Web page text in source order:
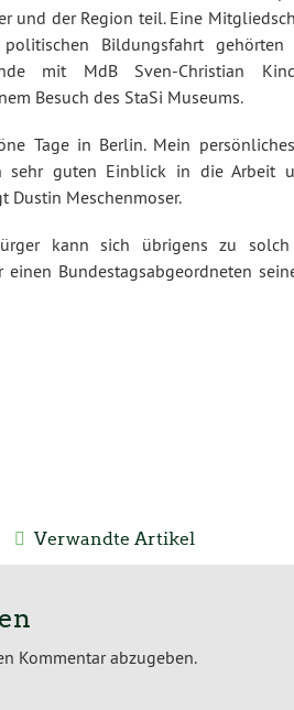
und der Region teil. Eine
Bildungsfahrt
mit MdB Sven-Christian
Besuch des StaSi Museums.
Tage in Berlin. Mein
sehr guten Einblick in die Arbeit
Dustin Meschenmoser.
kann sich übrigens zu
Bundestagsabgeordneten
Verwandte Artikel
Kommentar abzugeben.